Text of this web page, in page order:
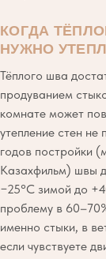
КОГДА
НУЖНО
Тёплого шва
продуванием
комнате может
утепление стен
годов постройки
Казахфильм) швы
−25°C зимой до
проблему в
именно стыки, в
если чувствуете